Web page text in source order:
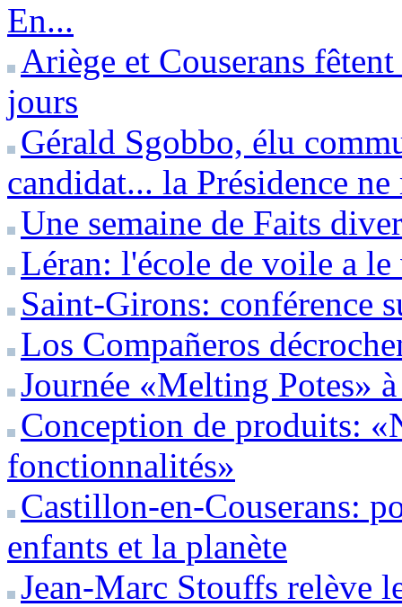
En...
Ariège et Couserans
jours
Gérald Sgobbo, élu
candidat... la Présidence
Une semaine de Faits
Léran: l'école de voile a le
Saint-Girons: conférence
Los Compañeros
Journée «Melting Potes»
Conception de produits:
fonctionnalités»
Castillon-en-Couserans:
enfants et la planète
Jean-Marc Stouffs relève